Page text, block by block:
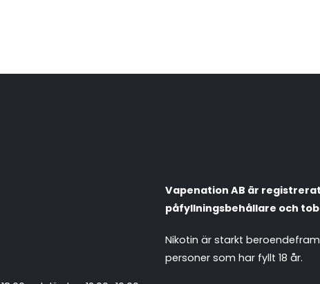
Vapenation AB är
påfyllningsbehållare och
Nikotin är starkt
personer som har fyllt 18 år.